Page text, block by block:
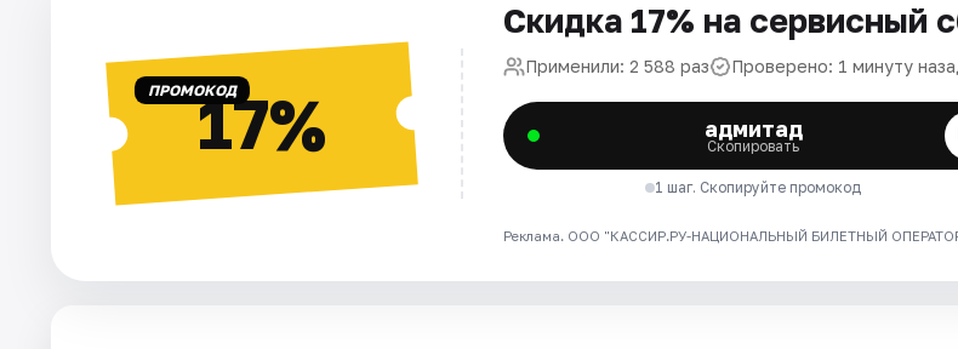
ПРОМОКОД17%
Скидка 17% на сервисный
Применили: 2 588 раз Проверено: 1 минуту
адмитад
Скопировать
1 шаг. Скопируйте промокод
Реклама. ООО "КАССИР.РУ-НАЦИОНАЛЬНЫЙ БИЛЕТНЫЙ